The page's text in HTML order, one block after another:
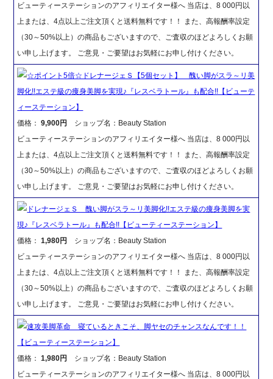
ビューティーステーションのアフィリエイター様へ 当店は、8 000円以
上または、4点以上ご注文頂くと送料無料です！！ また、高報酬率設定
（30～50%以上）の商品もございますので、ご査収のほどよろしくお願
い申し上げます。 ご意見・ご要望はお気軽にお申し付けください。
☆ポイント5倍☆ドレナージェＳ【5個セット】 醜い脚がスラ～リ美
脚化!!エステ級の痩身美脚を実現♪『レスベラトール』も配合!!【ビューテ
ィーステーション】
価格：9,900円
ショップ名：Beauty Station
ビューティーステーションのアフィリエイター様へ 当店は、8 000円以
上または、4点以上ご注文頂くと送料無料です！！ また、高報酬率設定
（30～50%以上）の商品もございますので、ご査収のほどよろしくお願
い申し上げます。 ご意見・ご要望はお気軽にお申し付けください。
ドレナージェＳ 醜い脚がスラ～リ美脚化!!エステ級の痩身美脚を実
現♪『レスベラトール』も配合!!【ビューティーステーション】
価格：1,980円
ショップ名：Beauty Station
ビューティーステーションのアフィリエイター様へ 当店は、8 000円以
上または、4点以上ご注文頂くと送料無料です！！ また、高報酬率設定
（30～50%以上）の商品もございますので、ご査収のほどよろしくお願
い申し上げます。 ご意見・ご要望はお気軽にお申し付けください。
速攻美脚革命 寝ているときこそ、脚ヤセのチャンスなんです！！
【ビューティーステーション】
価格：1,980円
ショップ名：Beauty Station
ビューティーステーションのアフィリエイター様へ 当店は、8 000円以